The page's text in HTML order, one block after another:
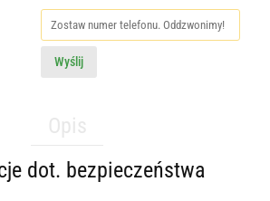
Wyślij
dot. bezpieczeństwa